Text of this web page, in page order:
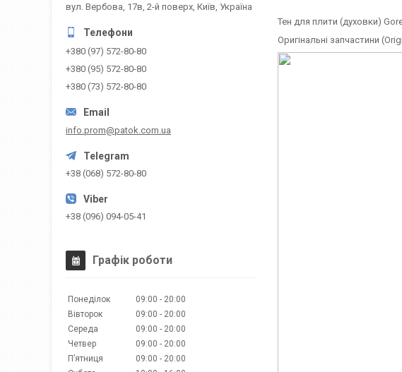
Тен для плити (духовки)
Оригінальні запчастини
вул. Вербова, 17в, 2-й поверх, Київ, Україна
+380 (97) 572-80-80
+380 (95) 572-80-80
+380 (73) 572-80-80
info.prom@patok.com.ua
+38 (068) 572-80-80
+38 (096) 094-05-41
Графік роботи
Понеділок 09:00
20:00
Вівторок
09:00
20:00
Середа
09:00
20:00
Четвер
09:00
20:00
Пʼятниця
09:00
20:00